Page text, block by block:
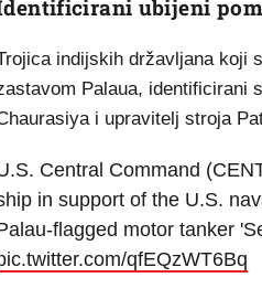
ubijeni
indijskih državljana koji
Palaua, identificirani
i upravitelj stroja
Central Command
in support of the U.S.
flagged motor tanker
qfEQzWT6Bq